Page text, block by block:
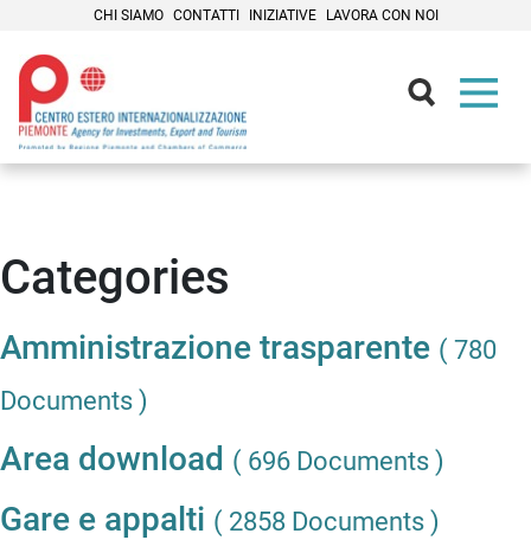
CHI SIAMO CONTATTI INIZIATIVE LAVORA CON NOI
Categories
Amministrazione trasparente ( 780
Documents )
Area download ( 696 Documents )
Gare e appalti ( 2858 Documents )